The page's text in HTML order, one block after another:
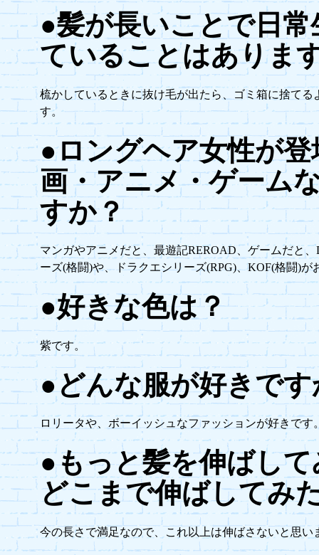
●髪が長いことで日
ていることはありま
梳かしているときに抜け毛が出たら、ゴミ箱に捨てる
す。
●ロングヘア女性が
画・アニメ・ゲーム
すか？
マンガやアニメだと、最遊記REROAD、ゲームだと
ーズ(格闘)や、ドラクエシリーズ(RPG)、KOF(格闘)が
●好きな色は？
紫です。
●どんな服が好きです
ロリータや、ボーイッシュなファッションが好きです
●もっと髪を伸ばし
どこまで伸ばしてみ
今の長さで満足なので、これ以上は伸ばさないと思い